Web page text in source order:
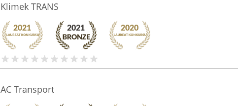
Klimek TRANS
AC Transport